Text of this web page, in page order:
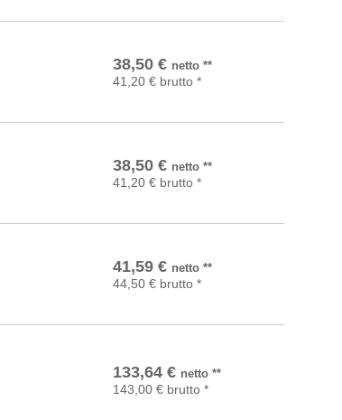
38,50 € netto**
41,20 € brutto *
In den Warenkorb
38,50 € netto**
41,20 € brutto *
In den Warenkorb
41,59 € netto**
44,50 € brutto *
In den Warenkorb
133,64 € netto**
143,00 € brutto *
In den Warenkorb